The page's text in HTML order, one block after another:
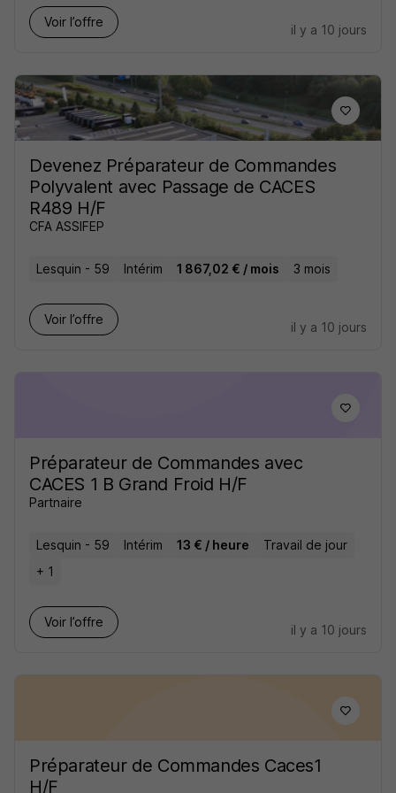
Voir l’offre
il y a 10 jours
Devenez Préparateur de Commandes
Polyvalent avec Passage de CACES
R489 H/F
CFA ASSIFEP
Lesquin - 59 Intérim 1 867,02 € / mois 3 mois
Voir l’offre
il y a 10 jours
Préparateur de Commandes avec
CACES 1 B Grand Froid H/F
Partnaire
Lesquin - 59 Intérim 13 € / heure
Travail de jour
+ 1
Voir l’offre
il y a 10 jours
Préparateur de Commandes Caces1
H/F